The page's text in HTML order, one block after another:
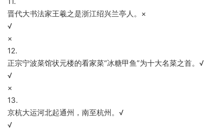
晋代大书法家王羲之是浙江绍兴兰亭人。×
√
×
12.
正宗宁波菜馆状元楼的看家菜“冰糖甲鱼”为十大名菜之首。√
√
×
13.
京杭大运河北起通州，南至杭州。√
√